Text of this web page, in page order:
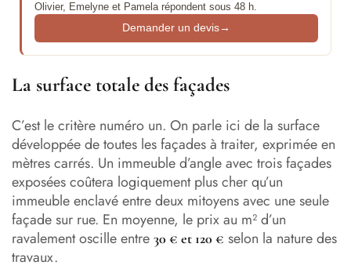
Olivier, Emelyne et Pamela répondent sous 48 h.
Demander un devis→
La surface totale des façades
C’est le critère numéro un. On parle ici de la surface
développée de toutes les façades à traiter, exprimée en
mètres carrés. Un immeuble d’angle avec trois façades
exposées coûtera logiquement plus cher qu’un
immeuble enclavé entre deux mitoyens avec une seule
façade sur rue. En moyenne, le prix au m² d’un
ravalement oscille entre 30 € et 120 € selon la nature des
travaux.